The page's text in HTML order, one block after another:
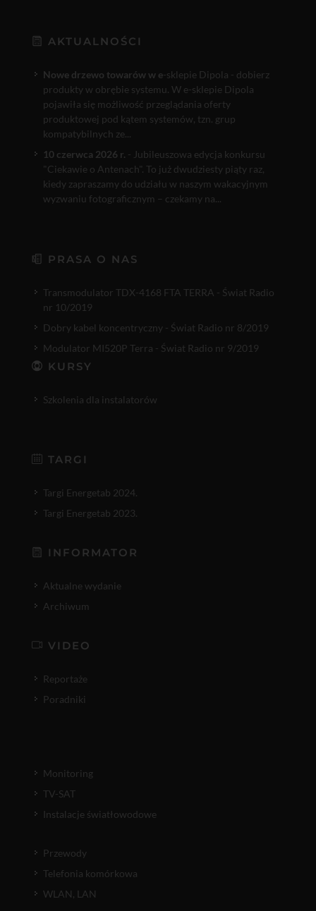
AKTUALNOŚCI
Nowe drzewo towarów w e-sklepie Dipola - dobierz
produkty w obrębie systemu. W e-sklepie Dipola
pojawiła się możliwość przeglądania oferty
produktowej pod kątem systemów, tzn. grup
kompatybilnych ze...
10 czerwca 2026 r. - Jubileuszowa edycja konkursu
"Ciekawie o Antenach". To już dwudziesty piąty raz,
kiedy zapraszamy do udziału w naszym wakacyjnym
wyzwaniu fotograficznym – czekamy na...
PRASA O NAS
Transmodulator TDX-4168 FTA TERRA - Świat Radio
nr 10/2019
Dobry kabel koncentryczny - Świat Radio nr 8/2019
Modulator MI520P Terra - Świat Radio nr 9/2019
KURSY
Szkolenia dla instalatorów
TARGI
Targi Energetab 2024.
Targi Energetab 2023.
INFORMATOR
Aktualne wydanie
Archiwum
VIDEO
Reportaże
Poradniki
Monitoring
TV-SAT
Instalacje światłowodowe
Przewody
Telefonia komórkowa
WLAN, LAN